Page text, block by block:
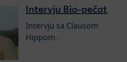
Intervju Bio-pečat
Intervju sa Clausom
Hippom.